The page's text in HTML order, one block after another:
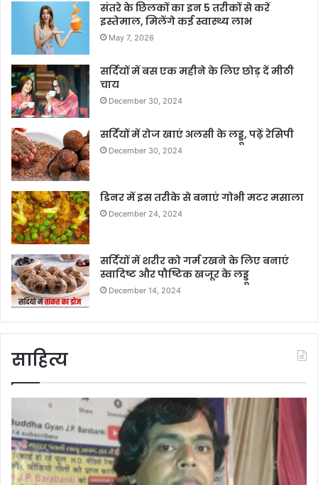
संतरे के छिलकों का इन 5 तरीकों से करें
इस्तेमाल, मिलेंगे कई स्वास्थ्य लाभ
May 7, 2026
सर्दियों में बस एक महीने के लिए छोड़ दें मीठी
चाय
December 30, 2024
सर्दियों में रोज खाएं अलसी के लड्डू, पढ़ें रेसिपी
December 30, 2024
डिनर में इस तरीके से बनाएं गोभी मटर मसाला
December 24, 2024
सर्दियों में शरीर को गर्म रखने के लिए बनाएं
स्वादिष्ट और पौष्टिक खजूर के लड्डू
December 14, 2024
साहित्य